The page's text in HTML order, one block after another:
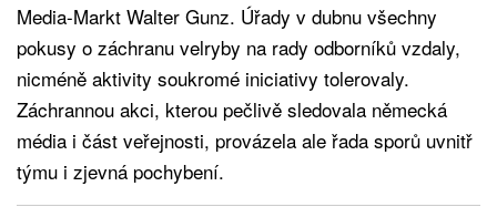
Media-Markt Walter Gunz. Úřady v dubnu všechny
pokusy o záchranu velryby na rady odborníků vzdaly,
nicméně aktivity soukromé iniciativy tolerovaly.
Záchrannou akci, kterou pečlivě sledovala německá
média i část veřejnosti, provázela ale řada sporů uvnitř
týmu i zjevná pochybení.